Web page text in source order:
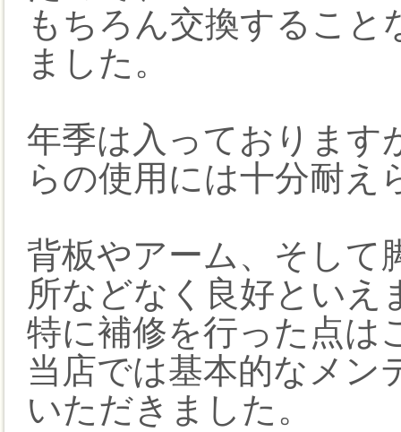
もちろん交換するこ
ました。
年季は入っております
らの使用には十分耐え
背板やアーム、そして
所などなく良好といえ
特に補修を行った点は
当店では基本的なメン
いただきました。